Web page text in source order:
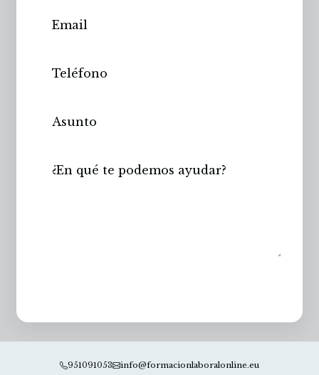
951091053 info@formacionlaboralonline.eu